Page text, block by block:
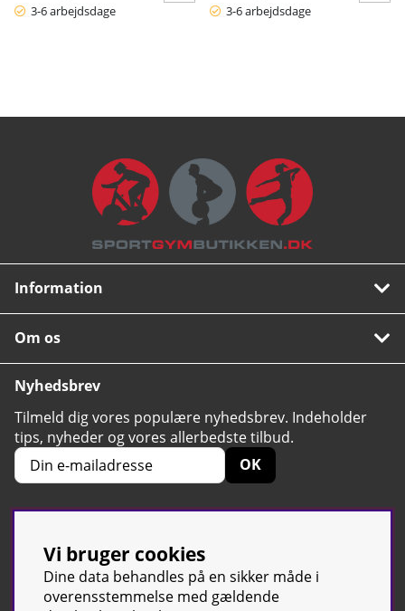
3-6 arbejdsdage 3-6 arbejdsdage
Information
Om os
Nyhedsbrev
Tilmeld dig vores populære nyhedsbrev. Indeholder
tips, nyheder og vores allerbedste tilbud.
OK
4.6 Baseret på 2424 stemmer
Vi bruger cookies
Dine data behandles på en sikker måde i
overensstemmelse med gældende